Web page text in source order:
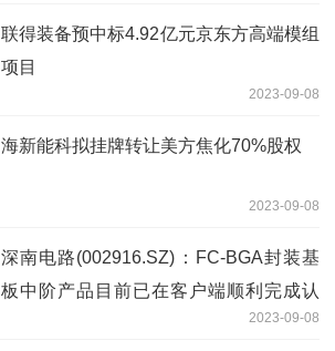
联得装备预中标4.92亿元京东方高端模组
项目
2023-09-08
海新能科拟挂牌转让美方焦化70%股权
2023-09-08
深南电路(002916.SZ)：FC-BGA封装基
板中阶产品目前已在客户端顺利完成认
证，部分中高阶产品已进入送样阶段2023-09-08